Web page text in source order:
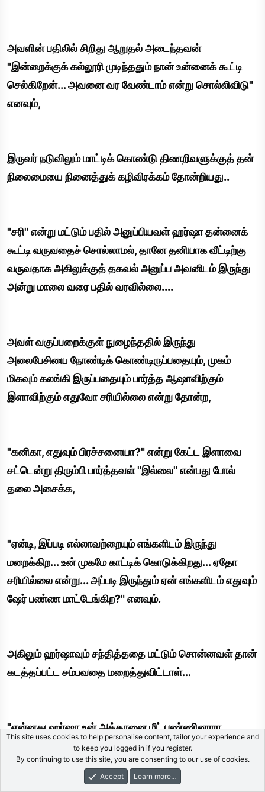
அவளின் பதிலில் சிறிது ஆறுதல் அடைந்தவன்
"இன்றைக்குக் கல்லூரி முடிந்ததும் நான் உன்னைக் கூட்டி
செல்கிறேன்... அவனை வர வேண்டாம் என்று சொல்லிவிடு"
எனவும்,
இருவர் நடுவிலும் மாட்டிக் கொண்டு திணறிவளுக்குத் தன்
நிலைமையை நினைத்துக் கழிவிரக்கம் தோன்றியது..
"சரி" என்று மட்டும் பதில் அனுப்பியவள் ஹர்ஷா தன்னைக்
கூட்டி வருவதைச் சொல்லாமல், தானே தனியாக வீட்டிற்கு
வருவதாக அகிலுக்குத் தகவல் அனுப்ப அவனிடம் இருந்து
அன்று மாலை வரை பதில் வரவில்லை....
அவள் வகுப்பறைக்குள் நுழைந்ததில் இருந்து
அலைபேசியை நோண்டிக் கொண்டிருப்பதையும், முகம்
மிகவும் கலங்கி இருப்பதையும் பார்த்த ஆஷாவிற்கும்
இளாவிற்கும் எதுவோ சரியில்லை என்று தோன்ற,
"கனிகா, எதுவும் பிரச்சனையா?" என்று கேட்ட இளாவை
சட்டென்று திரும்பி பார்த்தவள் "இல்லை" என்பது போல்
தலை அசைக்க,
"ஏன்டி, இப்படி எல்லாவற்றையும் எங்களிடம் இருந்து
மறைக்கிற... உன் முகமே காட்டிக் கொடுக்கிறது... ஏதோ
சரியில்லை என்று... அப்படி இருந்தும் ஏன் எங்களிடம் எதுவும்
ஷேர் பண்ண மாட்டேங்கிற?" எனவும்.
அகிலும் ஹர்ஷாவும் சந்தித்ததை மட்டும் சொன்னவள் தான்
கடத்தப்பட்ட சம்பவதை மறைத்துவிட்டாள்...
"என்னது ஹர்ஷா உன் அத்தானை மீட் பண்ணினாரா...
என்னடி அதற்குள் எப்படி உங்கள் வீட்டிற்கு விஷயம்
தெரிந்தது?"
This site uses cookies to help personalise content, tailor your experience and
to keep you logged in if you register.
By continuing to use this site, you are consenting to our use of cookies.
Accept
Learn more…